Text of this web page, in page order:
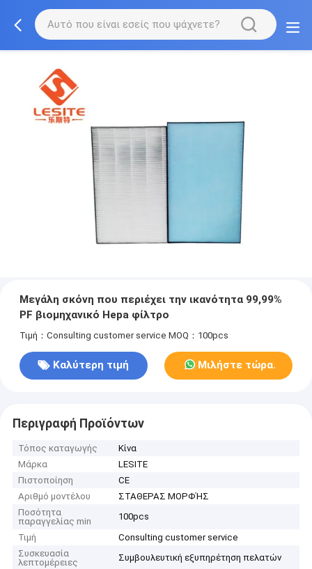
Μεγάλη σκόνη που περιέχει την ικανότητα 99,99%
PF βιομηχανικό Hepa φίλτρο
Τιμή：Consulting customer service MOQ：100pcs
Καλύτερη τιμή Μιλήστε τώρα.
Περιγραφή Προϊόντων
Τόπος καταγωγής
Κίνα
Μάρκα
LESITE
Πιστοποίηση
CE
Αριθμό μοντέλου
ΣΤΑΘΕΡΑΣ ΜΟΡΦΉΣ
Ποσότητα
παραγγελίας min
100pcs
Τιμή
Consulting customer service
Συσκευασία
λεπτομέρειες
Συμβουλευτική εξυπηρέτηση πελατών